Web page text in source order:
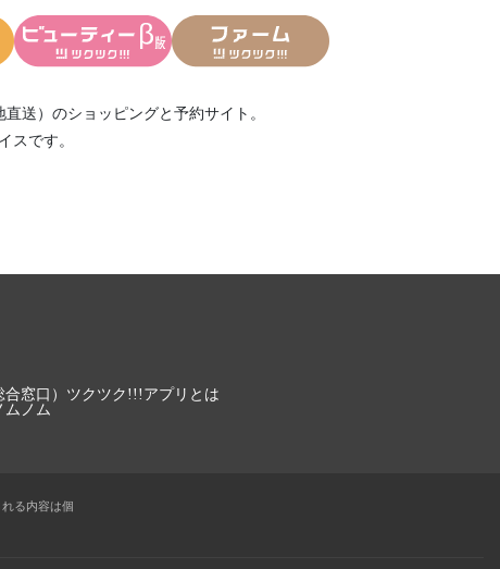
送） のショッピングと予約サイト。
スです。
窓口） ツクツク!!!アプリとは
ムノム
る内容は個